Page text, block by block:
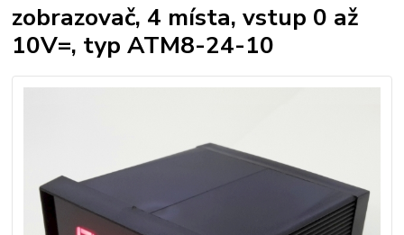
zobrazovač, 4 místa, vstup 0 až
10V=, typ ATM8-24-10